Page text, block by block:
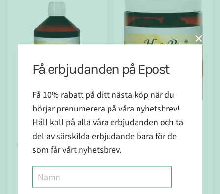
I lager
Activator
500 ml
567
kr
I lager
ADEKTO
Få erbjudanden på Epost
Få 10% rabatt på ditt nästa köp när du
börjar prenumerera på våra nyhetsbrev!
Håll koll på alla våra erbjudanden och ta
del av särskilda erbjudande bara för de
som får vårt nyhetsbrev.